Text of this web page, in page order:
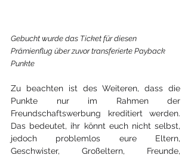
Gebucht wurde das Ticket für diesen
Prämienflug über zuvor transferierte Payback
Punkte
Zu beachten ist des Weiteren, dass die
Punkte nur im Rahmen der
Freundschaftswerbung kreditiert werden.
Das bedeutet, ihr könnt euch nicht selbst,
jedoch problemlos eure Eltern,
Geschwister, Großeltern, Freunde,